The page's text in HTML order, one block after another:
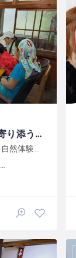
スコーレ倭〜ワクワクに寄り添う学校〜